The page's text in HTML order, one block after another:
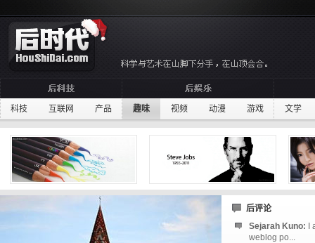
科技 互联网 产品 趣味 视频 动漫 游戏 文学
后评论
Sejarah Kuno:
weblog po...